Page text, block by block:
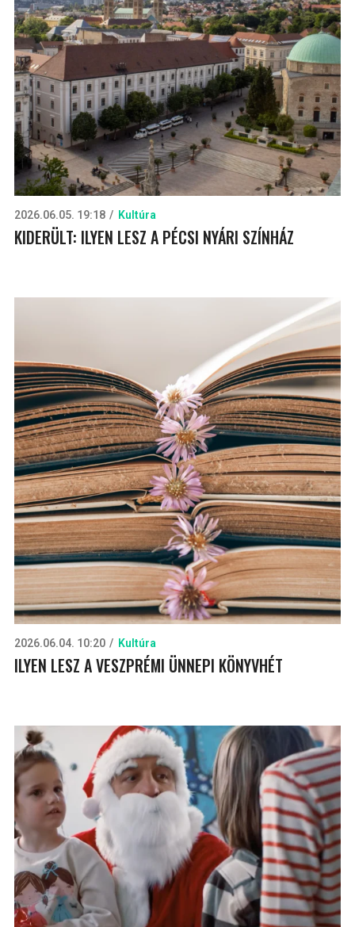
2026.06.05. 19:18 Kultúra
KIDERÜLT: ILYEN LESZ A PÉCSI NYÁRI SZÍNHÁZ
2026.06.04. 10:20 Kultúra
ILYEN LESZ A VESZPRÉMI ÜNNEPI KÖNYVHÉT